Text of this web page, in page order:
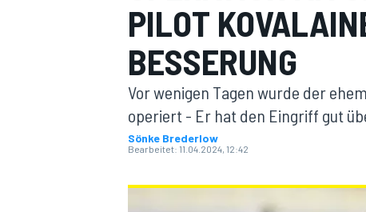
MOTOGP
PILOT
BESSERUNG
Vor wenigen Tagen wurde der
operiert - Er hat den Eingriff gut
Sönke Brederlow
Bearbeitet: 11.04.2024, 12:42